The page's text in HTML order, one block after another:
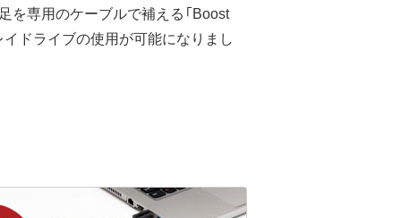
を専用のケーブルで補える「Boost
イドライブの使用が可能になりまし